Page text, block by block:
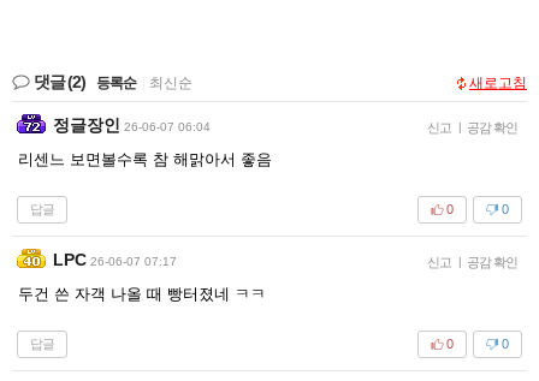
댓글(2) 등록순 최신순 새로고침
정글장인 26-06-07 06:04 신고 | 공감 확인
리센느 보면볼수록 참 해맑아서 좋음
답글 0
0
LPC 26-06-07 07:17 신고 | 공감 확인
두건 쓴 자객 나올 때 빵터졌네 ㅋㅋ
답글 0
0